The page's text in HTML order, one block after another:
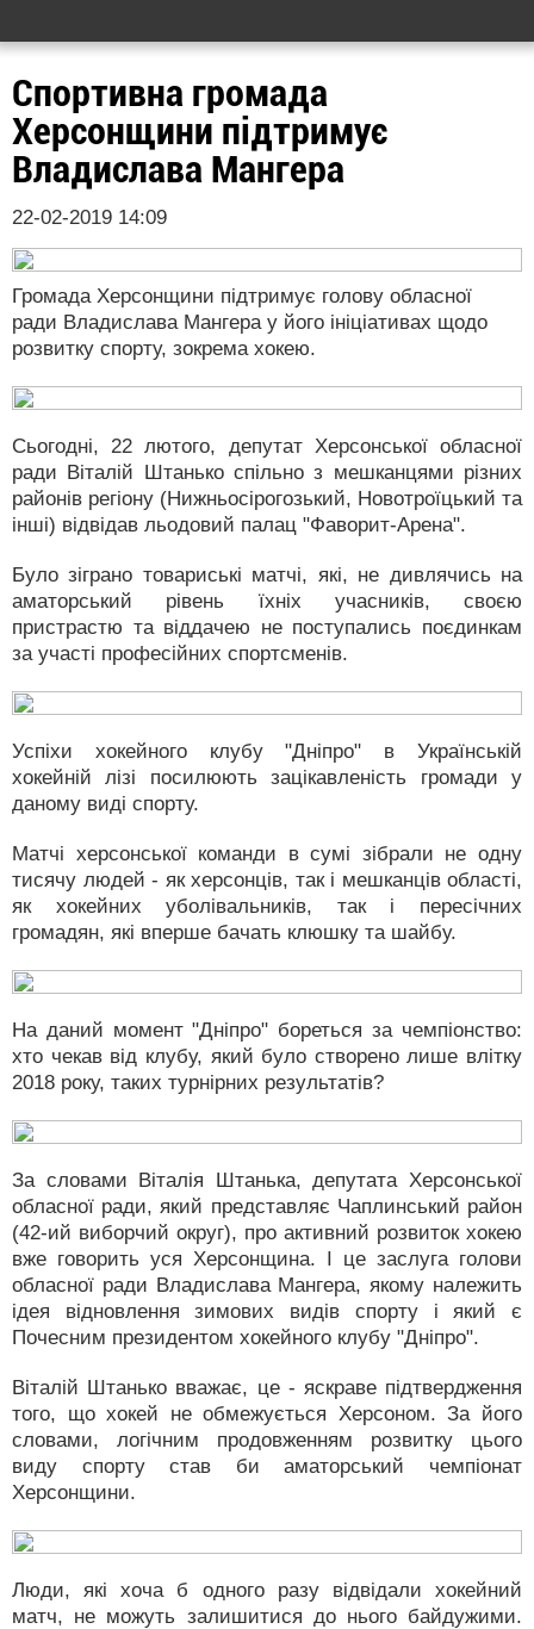
Спортивна громада
Херсонщини підтримує
Владислава Мангера
22-02-2019 14:09
Громада Херсонщини підтримує голову обласної
ради Владислава Мангера у його ініціативах щодо
розвитку спорту, зокрема хокею.
Сьогодні, 22 лютого, депутат Херсонської обласної
ради Віталій Штанько спільно з мешканцями різних
районів регіону (Нижньосірогозький, Новотроїцький та
інші) відвідав льодовий палац "Фаворит-Арена".
Було зіграно товариські матчі, які, не дивлячись на
аматорський рівень їхніх учасників, своєю
пристрастю та віддачею не поступались поєдинкам
за участі професійних спортсменів.
Успіхи хокейного клубу "Дніпро" в Українській
хокейній лізі посилюють зацікавленість громади у
даному виді спорту.
Матчі херсонської команди в сумі зібрали не одну
тисячу людей - як херсонців, так і мешканців області,
як хокейних уболівальників, так і пересічних
громадян, які вперше бачать клюшку та шайбу.
На даний момент "Дніпро" бореться за чемпіонство:
хто чекав від клубу, який було створено лише влітку
2018 року, таких турнірних результатів?
За словами Віталія Штанька, депутата Херсонської
обласної ради, який представляє Чаплинський район
(42-ий виборчий округ), про активний розвиток хокею
вже говорить уся Херсонщина. І це заслуга голови
обласної ради Владислава Мангера, якому належить
ідея відновлення зимових видів спорту і який є
Почесним президентом хокейного клубу "Дніпро".
Віталій Штанько вважає, це - яскраве підтвердження
того, що хокей не обмежується Херсоном. За його
словами, логічним продовженням розвитку цього
виду спорту став би аматорський чемпіонат
Херсонщини.
Люди, які хоча б одного разу відвідали хокейний
матч, не можуть залишитися до нього байдужими.